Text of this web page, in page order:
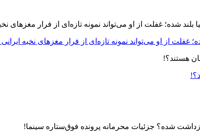
از او می‌تواند نمونه تازه‌ای از فرار مغزهای نخبه ایرانی